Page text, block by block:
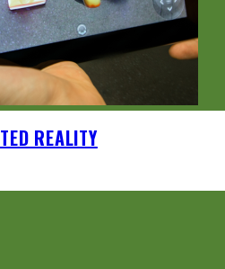
REALITY